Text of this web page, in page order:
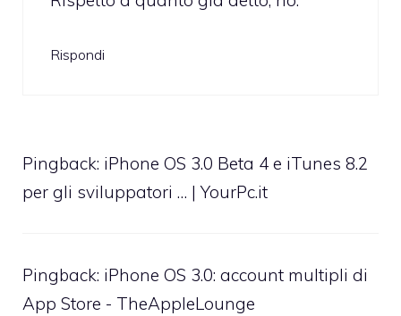
Rispondi
Pingback: iPhone OS 3.0 Beta 4 e iTunes 8.2
per gli sviluppatori … | YourPc.it
Pingback: iPhone OS 3.0: account multipli di
App Store - TheAppleLounge